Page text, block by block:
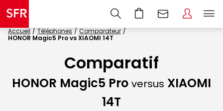
Accueil Téléphones
Comparateur
HONOR Magic5 Pro vs XIAOMI 14T
Comparatif
HONOR Magic5 Pro versus XIAOMI
14T